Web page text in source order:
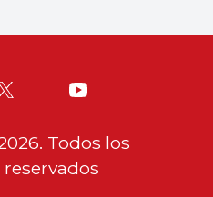
. Todos los